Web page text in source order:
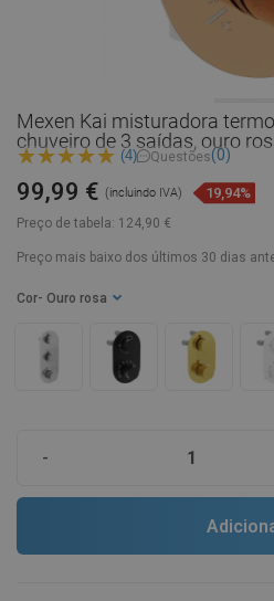
Mexen Kai misturadora
chuveiro de 3 saídas, ouro
(4) Questões(0)
Preço de tabela: 124,90 €
99,99 € (incluindo IVA) 19,94%
Preço mais baixo dos últimos 30 dias
Cor - Ouro rosa
-